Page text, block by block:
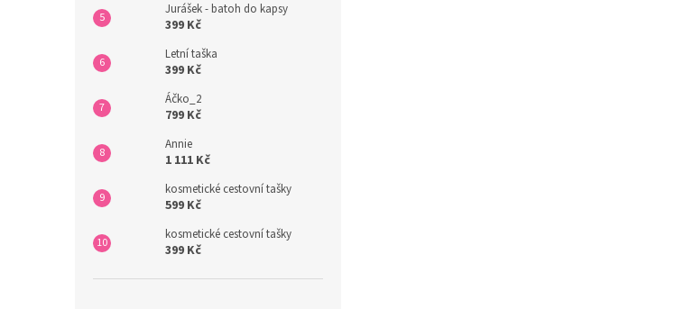
Jurášek - batoh do kapsy
399 Kč
Letní taška
399 Kč
Áčko_2
799 Kč
Annie
1 111 Kč
kosmetické cestovní tašky
599 Kč
kosmetické cestovní tašky
399 Kč